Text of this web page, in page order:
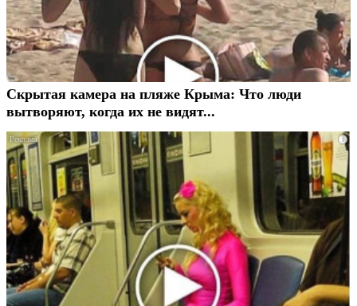
Скрытая камера на пляже Крыма: Что люди
вытворяют, когда их не видят...
i